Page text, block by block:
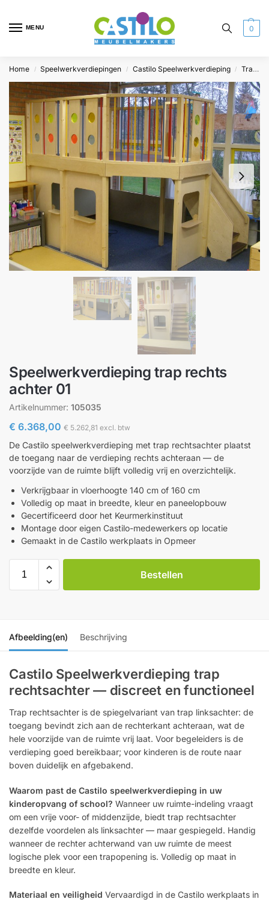
MENU 0
Home / Speelwerkverdiepingen / Castilo Speelwerkverdieping / Trap rechtsachter
Speelwerkverdieping trap rechts
achter 01
Artikelnummer: 105035
€ 6.368,00 € 5.262,81 excl. btw
De Castilo speelwerkverdieping met trap rechtsachter plaatst
de toegang naar de verdieping rechts achteraan — de
voorzijde van de ruimte blijft volledig vrij en overzichtelijk.
Verkrijgbaar in vloerhoogte 140 cm of 160 cm
Volledig op maat in breedte, kleur en paneelopbouw
Gecertificeerd door het Keurmerkinstituut
Montage door eigen Castilo-medewerkers op locatie
Gemaakt in de Castilo werkplaats in Opmeer
Bestellen
Afbeelding(en) Beschrijving
Castilo Speelwerkverdieping trap
rechtsachter — discreet en functioneel
Trap rechtsachter is de spiegelvariant van trap linksachter: de
toegang bevindt zich aan de rechterkant achteraan, wat de
hele voorzijde van de ruimte vrij laat. Voor begeleiders is de
verdieping goed bereikbaar; voor kinderen is de route naar
boven duidelijk en afgebakend.
Waarom past de Castilo speelwerkverdieping in uw
kinderopvang of school? Wanneer uw ruimte-indeling vraagt
om een vrije voor- of middenzijde, biedt trap rechtsachter
dezelfde voordelen als linksachter — maar gespiegeld. Handig
wanneer de rechter achterwand van uw ruimte de meest
logische plek voor een trapopening is. Volledig op maat in
breedte en kleur.
Materiaal en veiligheid Vervaardigd in de Castilo werkplaats in